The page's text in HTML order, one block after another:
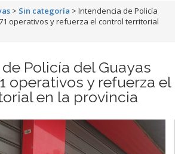
> Sin categoría > Intendencia de Policía
operativos y refuerza el control territorial
Policía del Guayas
operativos y refuerza el
en la provincia